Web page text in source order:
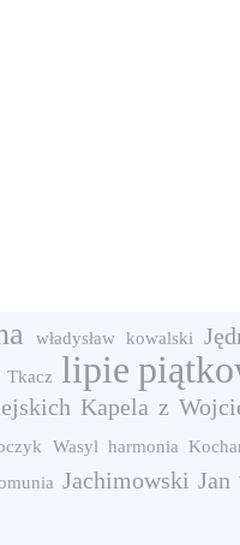
władysław kowalski
Tkacz lipie
Kapela z
Wasyl harmonia
Jachimowski Jan